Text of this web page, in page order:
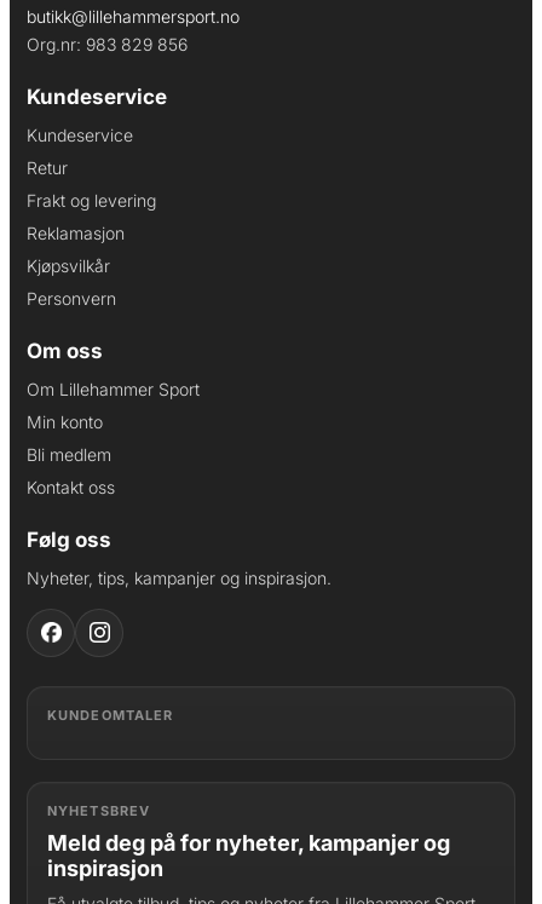
butikk@lillehammersport.no
Org.nr: 983 829 856
Kundeservice
Kundeservice
Retur
Frakt og levering
Reklamasjon
Kjøpsvilkår
Personvern
Om oss
Om Lillehammer Sport
Min konto
Bli medlem
Kontakt oss
Følg oss
Nyheter, tips, kampanjer og inspirasjon.
KUNDEOMTALER
NYHETSBREV
Meld deg på for nyheter, kampanjer og
inspirasjon